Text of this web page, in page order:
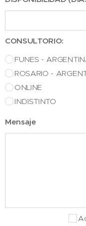
CONSULTORIO:
FUNES -
ROSARIO -
ONLINE
INDISTINTO
Mensaje